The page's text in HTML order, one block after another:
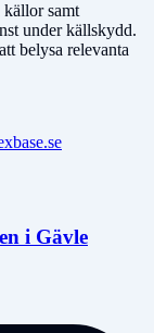
samt
under källskydd.
belysa relevanta
i Gävle